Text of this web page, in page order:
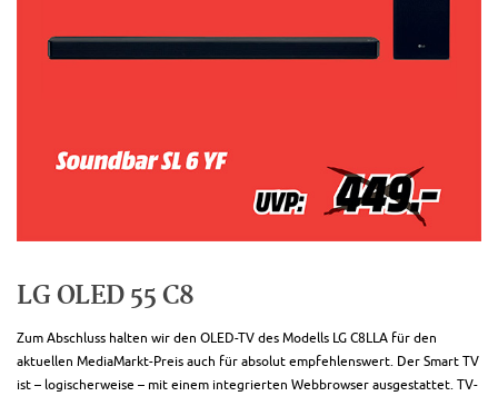
LG OLED 55 C8
Zum Abschluss halten wir den OLED-TV des Modells LG C8LLA für den
aktuellen MediaMarkt-Preis auch für absolut empfehlenswert. Der Smart TV
ist – logischerweise – mit einem integrierten Webbrowser ausgestattet. TV-